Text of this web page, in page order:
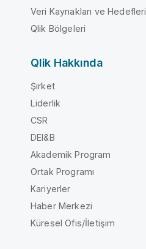
Veri Kaynakları ve Hedefleri
Qlik Bölgeleri
Qlik Hakkında
Şirket
Liderlik
CSR
DEI&B
Akademik Program
Ortak Programı
Kariyerler
Haber Merkezi
Küresel Ofis/İletişim